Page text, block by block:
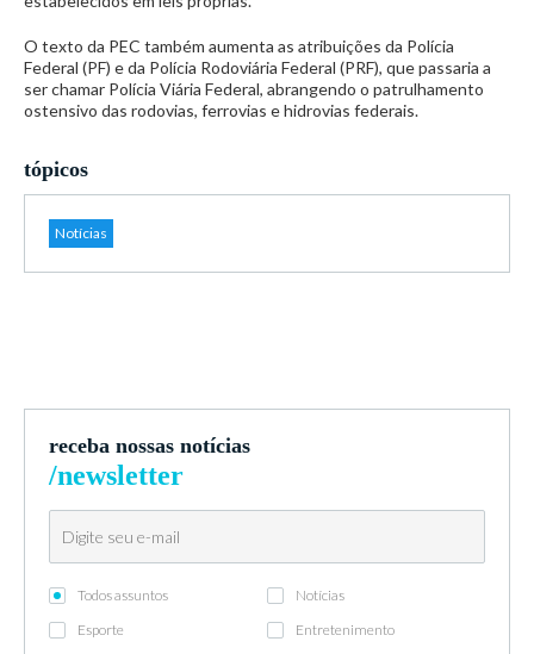
O texto da PEC também aumenta as atribuições da Polícia
Federal (PF) e da Polícia Rodoviária Federal (PRF), que passaria a
ser chamar Polícia Viária Federal, abrangendo o patrulhamento
ostensivo das rodovias, ferrovias e hidrovias federais.
tópicos
Notícias
receba nossas notícias
/newsletter
Todos assuntos
Notícias
Esporte
Entretenimento